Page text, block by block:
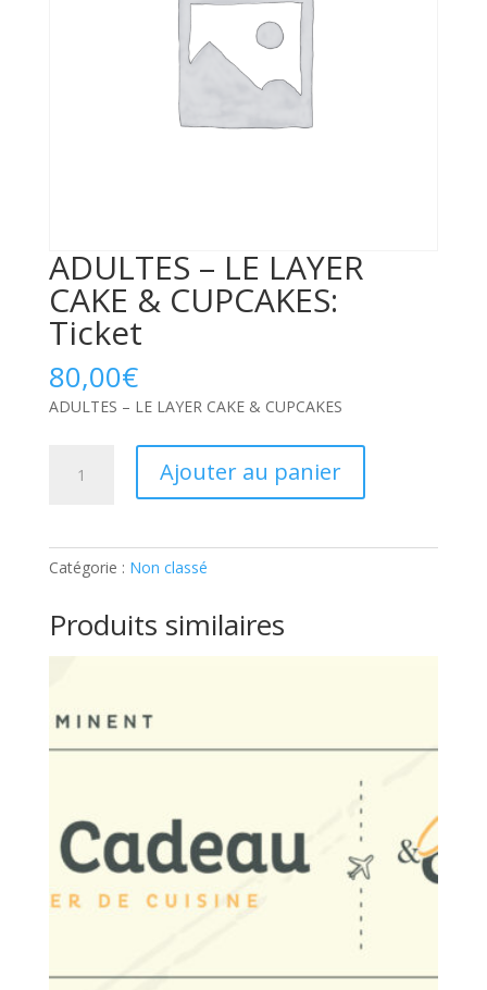
ADULTES – LE LAYER
CAKE & CUPCAKES:
Ticket
80,00€
ADULTES – LE LAYER CAKE & CUPCAKES
LAYER
&
CUPCAKES:
Ajouter au panier
Catégorie : Non classé
Produits similaires